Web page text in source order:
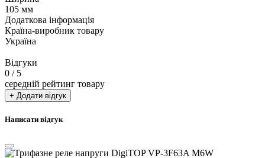
105 мм
Додаткова інформація
Країна-виробник товару
Україна
Відгуки
0 / 5
середній рейтинг товару
+ Додати відгук
Написати відгук